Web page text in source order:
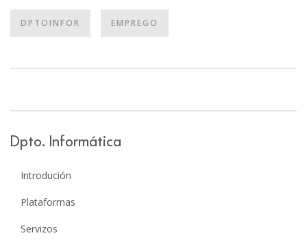
DPTOINFOR EMPREGO
Dpto. Informática
Introdución
Plataformas
Servizos